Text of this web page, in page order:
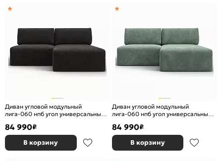
Диван угловой модульный
лига-060 нпб угол универсальный
еврокнижка
84 990₽
В корзину
Диван угловой модульный
лига-060 нпб угол универсальный
еврокнижка
84 990₽
В корзину